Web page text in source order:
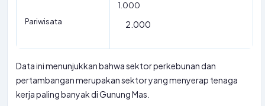
Pariwisata
1.000
2.000
Data ini menunjukkan bahwa sektor perkebunan dan
pertambangan merupakan sektor yang menyerap tenaga
kerja paling banyak di Gunung Mas.